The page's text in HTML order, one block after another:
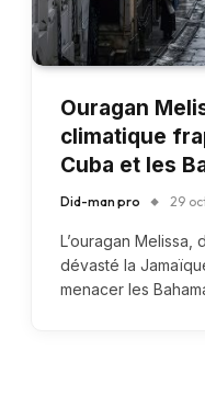
Ouragan
climatique
Cuba et les
Did-man pro 29
L’ouragan Melissa,
dévasté la
menacer les